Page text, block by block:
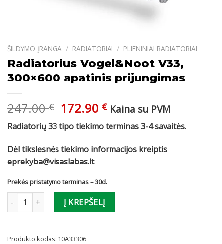
ŠILDYMO ĮRANGA / RADIATORIAI / PLIENINIAI RADIATORIAI
Radiatorius Vogel&Noot V33,
300×600 apatinis prijungimas
247.00€ Original
price
was:
247.00 €.
172.90 €Current
price
is:
172.90 €.
Kaina su PVM
Radiatorių 33 tipo tiekimo terminas 3-4 savaitės.
Dėl tikslesnės tiekimo informacijos kreiptis
eprekyba@visaslabas.lt
Prekės pristatymo terminas – 30d.
produkto kiekis: Radiatorius Vogel&Noot V33, 300x600 apatinis
Į KREPŠELĮ
Produkto kodas: 10A33306